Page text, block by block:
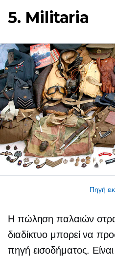
5. Militaria
Πηγή
Η πώληση παλαιών
διαδίκτυο μπορεί να
πηγή εισοδήματος. Είναι